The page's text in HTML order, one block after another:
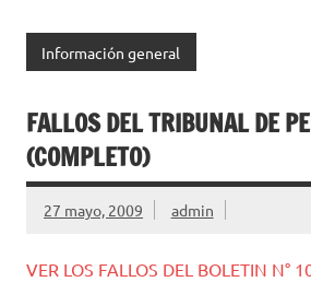
Información general
FALLOS DEL TRIBUNAL DE
(COMPLETO)
27 mayo, 2009 admin
VER LOS FALLOS DEL BOLETIN N°